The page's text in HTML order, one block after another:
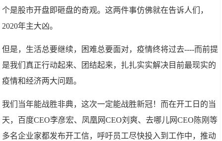
个是股市开盘即砸盘的奇观。这两件事仿佛就在告诉人们，
2020年主大凶。
但是，生活总要继续，困难总要面对，疫情终将过去----而前提
是我们真正行动起来、团结起来，扎扎实实解决目前最现实的
疫情和经济两大问题。
我们当年能战胜非典，这次一定能战胜新冠！而在开工日的当
天，百度CEO李彦宏、凤凰网CEO刘爽、去哪儿网CEO陈刚等
多名企业家都发布开工信，呼吁员工尽快投入到工作中，推动